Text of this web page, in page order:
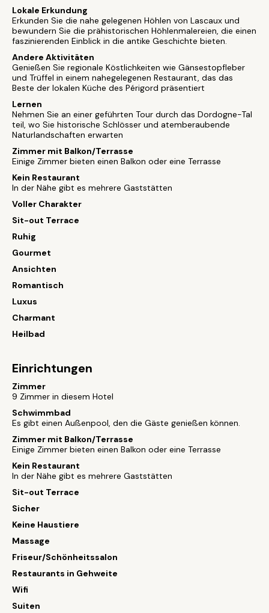
Lokale Erkundung
Erkunden Sie die nahe gelegenen Höhlen von Lascaux und
bewundern Sie die prähistorischen Höhlenmalereien, die einen
faszinierenden Einblick in die antike Geschichte bieten.
Andere Aktivitäten
Genießen Sie regionale Köstlichkeiten wie Gänsestopfleber
und Trüffel in einem nahegelegenen Restaurant, das das
Beste der lokalen Küche des Périgord präsentiert
Lernen
Nehmen Sie an einer geführten Tour durch das Dordogne-Tal
teil, wo Sie historische Schlösser und atemberaubende
Naturlandschaften erwarten
Zimmer mit Balkon/Terrasse
Einige Zimmer bieten einen Balkon oder eine Terrasse
Kein Restaurant
In der Nähe gibt es mehrere Gaststätten
Voller Charakter
Sit-out Terrace
Ruhig
Gourmet
Ansichten
Romantisch
Luxus
Charmant
Heilbad
Einrichtungen
Zimmer
9 Zimmer in diesem Hotel
Schwimmbad
Es gibt einen Außenpool, den die Gäste genießen können.
Zimmer mit Balkon/Terrasse
Einige Zimmer bieten einen Balkon oder eine Terrasse
Kein Restaurant
In der Nähe gibt es mehrere Gaststätten
Sit-out Terrace
Sicher
Keine Haustiere
Massage
Friseur/Schönheitssalon
Restaurants in Gehweite
Wifi
Suiten